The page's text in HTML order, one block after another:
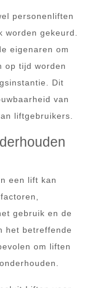
personenliften
gekeurd.
eigenaren om
op tijd worden
Dit
van
liftgebruikers.
een lift kan
gebruik en de
het betreffende
om liften